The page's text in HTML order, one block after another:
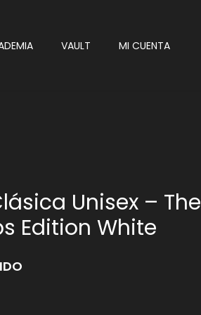
VAULT MI CUENTA
Unisex – The
Edition White